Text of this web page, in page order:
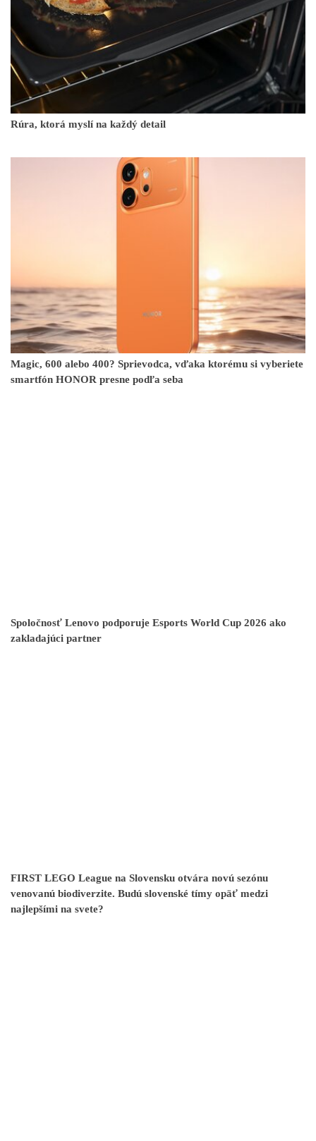
Rúra, ktorá myslí na každý detail
Magic, 600 alebo 400? Sprievodca, vďaka ktorému si vyberiete
smartfón HONOR presne podľa seba
Spoločnosť Lenovo podporuje Esports World Cup 2026 ako
zakladajúci partner
FIRST LEGO League na Slovensku otvára novú sezónu
venovanú biodiverzite. Budú slovenské tímy opäť medzi
najlepšími na svete?